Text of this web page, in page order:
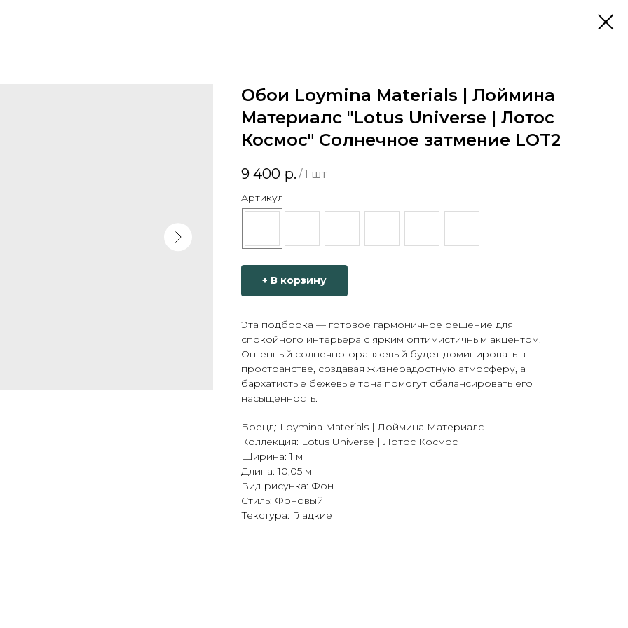
Обои Loymina Materials | Лоймина
Материалс "Lotus Universe | Лотос
Космос" Солнечное затмение LOT2
9 400 р. /1 шт
Артикул
+ В корзину
Эта подборка — готовое гармоничное решение для
спокойного интерьера с ярким оптимистичным акцентом.
Огненный солнечно-оранжевый будет доминировать в
пространстве, создавая жизнерадостную атмосферу, а
бархатистые бежевые тона помогут сбалансировать его
насыщенность.
Бренд: Loymina Materials | Лоймина Материалс
Коллекция: Lotus Universe | Лотос Космос
Ширина: 1 м
Длина: 10,05 м
Вид рисунка: Фон
Стиль: Фоновый
Текстура: Гладкие